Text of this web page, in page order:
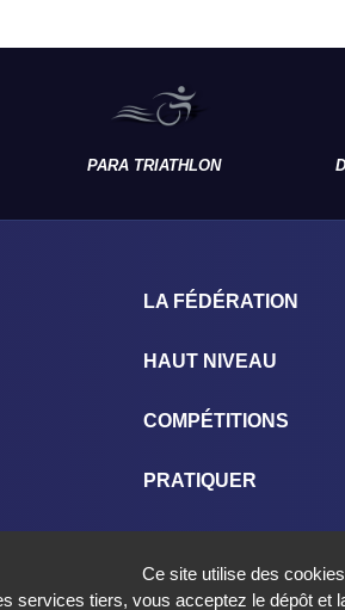
PARA TRIATHLON
LA FÉDÉRATION
HAUT NIVEAU
COMPÉTITIONS
PRATIQUER
Ce site utilise des
services tiers, vous acceptez le dépôt et